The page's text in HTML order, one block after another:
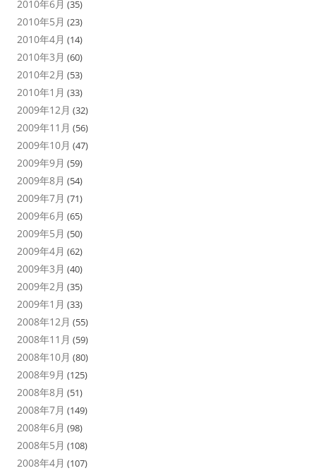
2010年6月 (35)
2010年5月 (23)
2010年4月 (14)
2010年3月 (60)
2010年2月 (53)
2010年1月 (33)
2009年12月 (32)
2009年11月 (56)
2009年10月 (47)
2009年9月 (59)
2009年8月 (54)
2009年7月 (71)
2009年6月 (65)
2009年5月 (50)
2009年4月 (62)
2009年3月 (40)
2009年2月 (35)
2009年1月 (33)
2008年12月 (55)
2008年11月 (59)
2008年10月 (80)
2008年9月 (125)
2008年8月 (51)
2008年7月 (149)
2008年6月 (98)
2008年5月 (108)
2008年4月 (107)